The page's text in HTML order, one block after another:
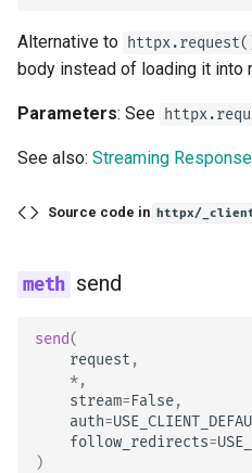
Alternative to
body instead of loading it into
Parameters: See
See also: Streaming
Source code in httpx/
send
send(
request ,
*,
stream=False,
auth=
follow_redirects=
)